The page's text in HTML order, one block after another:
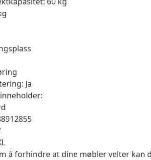
Ja
å forhindre at dine møbler velter kan